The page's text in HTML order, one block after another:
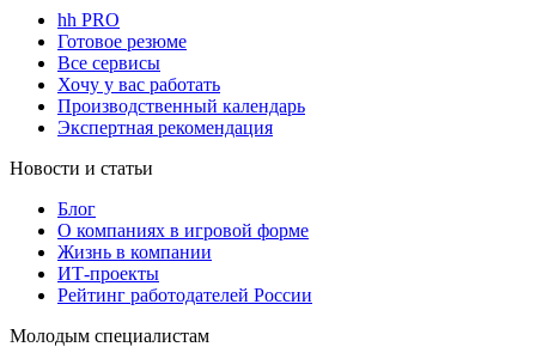
hh PRO
Готовое резюме
Все сервисы
Хочу у вас работать
Производственный календарь
Экспертная рекомендация
Новости и статьи
Блог
О компаниях в игровой форме
Жизнь в компании
ИТ-проекты
Рейтинг работодателей России
Молодым специалистам